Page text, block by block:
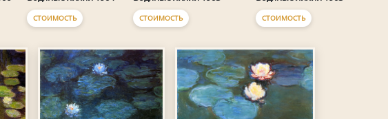
СТОИМОСТЬ СТОИМОСТЬ СТОИМОСТЬ